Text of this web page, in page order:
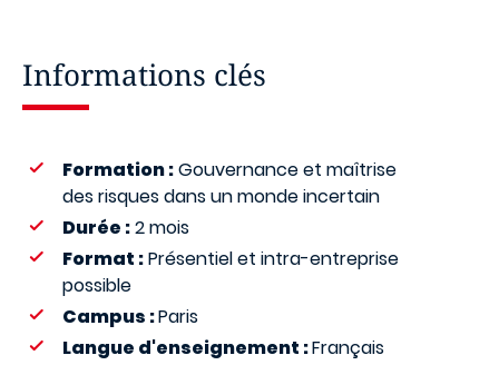
Informations clés
Formation :Gouvernance et maîtrise
des risques dans un monde incertain
Durée :2 mois
Format :Présentiel et intra-entreprise
possible
Campus :Paris
Langue d'enseignement :Français